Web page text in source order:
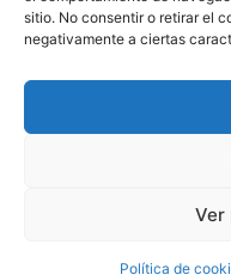
sitio. No consentir o retirar el
negativamente a ciertas
Ver
Política de
Información Cultural de
Contact us:
©